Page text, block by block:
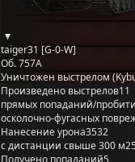
taiger31 [G-0-W]
Об. 757А
Уничтожен выстрелом
Произведено выстрелов11
прямых попаданий/
осколочно-фугасных
Нанесение урона3532
с дистанции свыше 300 м
Получено попаданий5